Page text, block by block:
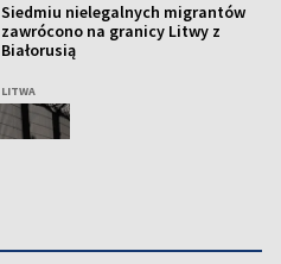
Siedmiu nielegalnych migrantów
zawrócono na granicy Litwy z
Białorusią
LITWA